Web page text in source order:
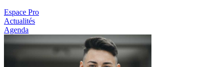
Espace Pro
Actualités
Agenda